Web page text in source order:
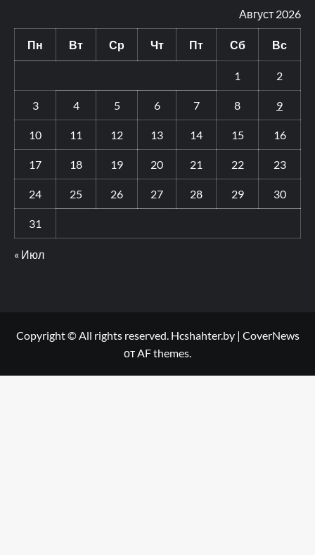
Август 2026
Пн Вт Ср Чт Пт Сб Вс
1 2
3 4 5 6 7 8 9
10 11 12 13 14 15 16
17 18 19 20 21 22 23
24 25 26 27 28 29 30
31
« Июл
Copyright © All rights reserved. Hcshahter.by | CoverNews
от AF themes.